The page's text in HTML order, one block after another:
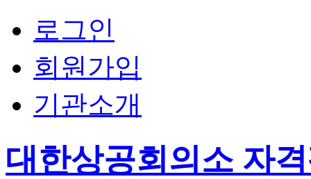
로그인
회원가입
기관소개
대한상공회의소 자